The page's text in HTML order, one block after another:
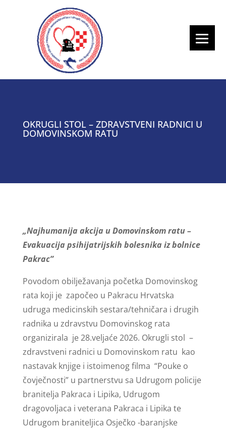
OKRUGLI STOL – ZDRAVSTVENI RADNICI U
DOMOVINSKOM RATU
„Najhumanija akcija u Domovinskom ratu –
Evakuacija psihijatrijskih bolesnika iz bolnice
Pakrac”
Povodom obilježavanja početka Domovinskog
rata koji je započeo u Pakracu Hrvatska
udruga medicinskih sestara/tehničara i drugih
radnika u zdravstvu Domovinskog rata
organizirala je 28.veljaće 2026. Okrugli stol –
zdravstveni radnici u Domovinskom ratu kao
nastavak knjige i istoimenog filma “Pouke o
čovječnosti” u partnerstvu sa Udrugom policije
branitelja Pakraca i Lipika, Udrugom
dragovoljaca i veterana Pakraca i Lipika te
Udrugom braniteljica Osječko -baranjske